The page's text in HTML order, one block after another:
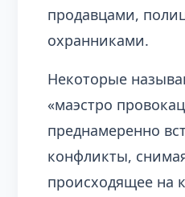
продавцами,
охранниками.
Некоторые
«маэстро
преднамеренно
конфликты,
происходящее на